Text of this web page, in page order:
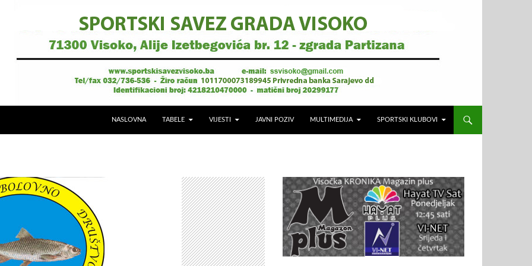
NASLOVNA TABELE VIJESTI JAVNI POZIV MULTIMEDIJA SPORTSKI KLUBOVI